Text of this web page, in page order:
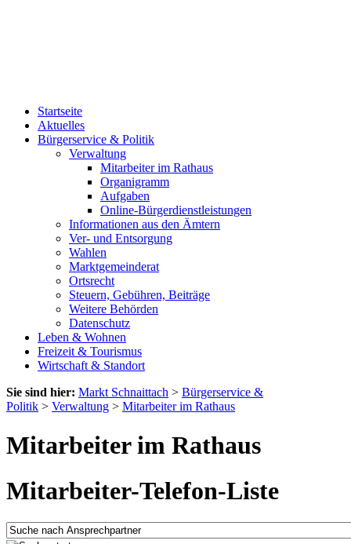
Startseite
Aktuelles
Bürgerservice & Politik
Verwaltung
Mitarbeiter im Rathaus
Organigramm
Aufgaben
Online-Bürgerdienstleistungen
Informationen aus den Ämtern
Ver- und Entsorgung
Wahlen
Marktgemeinderat
Ortsrecht
Steuern, Gebühren, Beiträge
Weitere Behörden
Datenschutz
Leben & Wohnen
Freizeit & Tourismus
Wirtschaft & Standort
Sie sind hier: Markt Schnaittach > Bürgerservice &
Politik > Verwaltung > Mitarbeiter im Rathaus
Mitarbeiter im Rathaus
Mitarbeiter-Telefon-Liste